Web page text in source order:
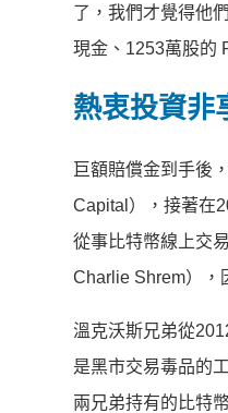
了，我們才覺得他
現金、1253萬股的
熱衷投資非
巨額賠償金到手後
Capital），接著在
從事比特幣線上交
Charlie Shrem），
溫克沃斯兄弟從
是黑市交易毒品的
兩兄弟持有的比特